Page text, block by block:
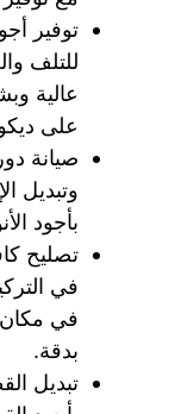
توفير
للتلف
عالية
على
صيانة
وتبديل
بأجود
تصليح
في
في مكان
بدقة.
تبديل